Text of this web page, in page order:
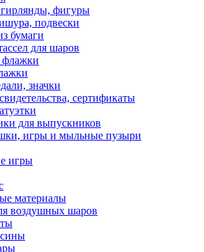
фигуры
подвески
бумаги
для шаров
флажки
значки
сертификаты
для выпускников
игры и мыльные пузыри
игры
материалы
воздушных шаров